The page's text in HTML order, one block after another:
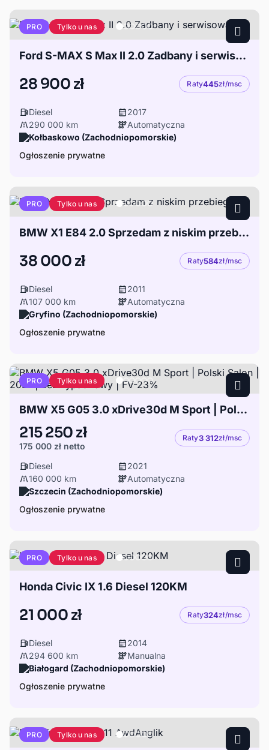
PRO Tylko u nas
Ford S-MAX S Max II 2.0 Zadbany i serwisowany.
28 900 zł Raty445zł/msc
Diesel
2017
290 000 km
Automatyczna
Kołbaskowo (Zachodniopomorskie)
Ogłoszenie prywatne
PRO Tylko u nas
BMW X1 E84 2.0 Sprzedam z niskim przebiegiem
38 000 zł Raty584zł/msc
Diesel
2011
107 000 km
Automatyczna
Gryfino (Zachodniopomorskie)
Ogłoszenie prywatne
PRO Tylko u nas
BMW X5 G05 3.0 xDrive30d M Sport | Polski Salon | 2021 | Bezwypadkowy | FV-23%
215 250 zł
175 000 zł netto
Raty3 312zł/msc
Diesel
2021
160 000 km
Automatyczna
Szczecin (Zachodniopomorskie)
Ogłoszenie prywatne
PRO Tylko u nas
Honda Civic IX 1.6 Diesel 120KM
21 000 zł Raty324zł/msc
Diesel
2014
294 600 km
Manualna
Białogard (Zachodniopomorskie)
Ogłoszenie prywatne
PRO Tylko u nas